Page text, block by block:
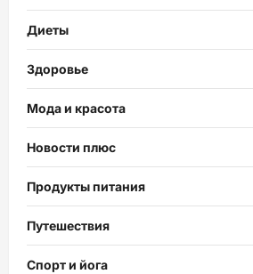
Диеты
Здоровье
Мода и красота
Новости плюс
Продукты питания
Путешествия
Спорт и йога